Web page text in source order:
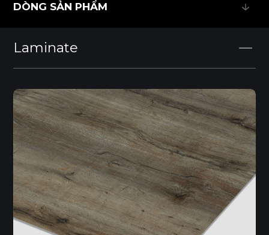
DÒNG SẢN PHẨM
Laminate